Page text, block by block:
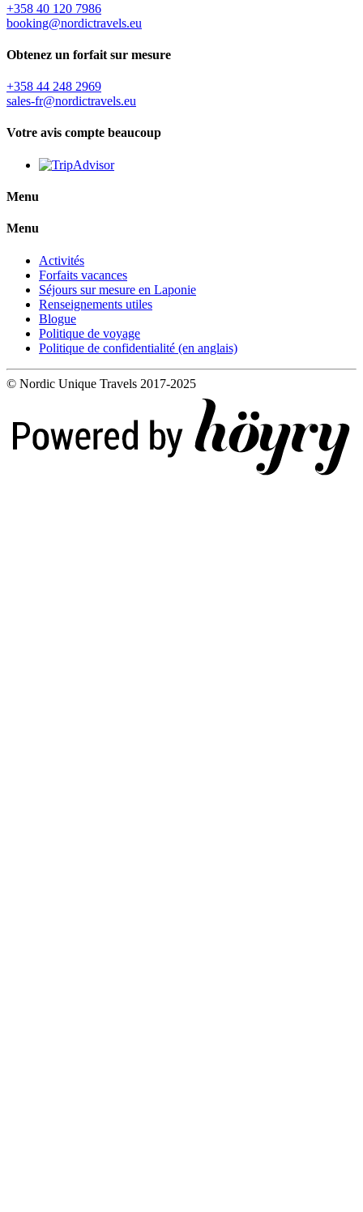
+358 40 120 7986
booking@nordictravels.eu
Obtenez un forfait sur mesure
+358 44 248 2969
sales-fr@nordictravels.eu
Votre avis compte beaucoup
Menu
Menu
Activités
Forfaits vacances
Séjours sur mesure en Laponie
Renseignements utiles
Blogue
Politique de voyage
Politique de confidentialité (en anglais)
© Nordic Unique Travels 2017-2025